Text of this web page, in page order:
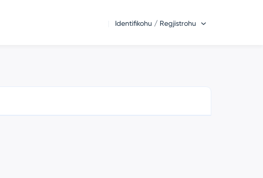
Identifikohu / Regjistrohu